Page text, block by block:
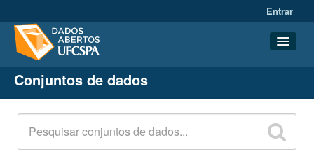
Entrar
Conjuntos de dados
Organizações
Grupos
Sobre
Conjuntos de dados